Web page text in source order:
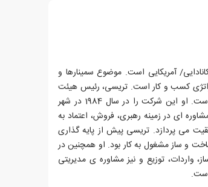
ی 1944، نویسنده ی کانادایی/ آمریکایی است. موضوع سمینارها و
کسب و کار است. تریسی، رئیس هیئت
مدیره و مدیرعامل شرکت «برایان تریسی اینترنشنال» است. او این شرکت را در سال 1984 در شهر
ای در زمینه رهبری، فروش، اعتماد به
می پردازد. تریسی پیش از پایه گذاری
و ساز مشغول به کار بود. او همچنین در
واردات، توزیع و نیز مشاوره ی مدیریتی